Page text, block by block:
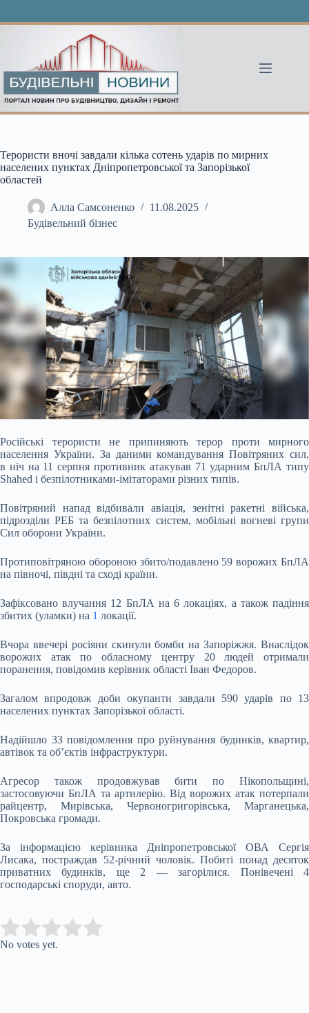
Терористи вночі завдали кілька сотень ударів по мирних
населених пунктах Дніпропетровської та Запорізької
областей
Алла Самсоненко
11.08.2025
Будівельний бізнес
Російські терористи не припиняють терор проти мирного
населення України. За даними командування Повітряних сил,
в ніч на 11 серпня противник атакував 71 ударним БпЛА типу
Shahed і безпілотниками-імітаторами різних типів.
Повітряний напад відбивали авіація, зенітні ракетні війська,
підрозділи РЕБ та безпілотних систем, мобільні вогневі групи
Сил оборони України.
Протиповітряною обороною збито/подавлено 59 ворожих БпЛА
на півночі, півдні та сході країни.
Зафіксовано влучання 12 БпЛА на 6 локаціях, а також падіння
збитих (уламки) на 1 локації.
Вчора ввечері росіяни скинули бомби на Запоріжжя. Внаслідок
ворожих атак по обласному центру 20 людей отримали
поранення, повідомив керівник області Іван Федоров.
Загалом впродовж доби окупанти завдали 590 ударів по 13
населених пунктах Запорізької області.
Надійшло 33 повідомлення про руйнування будинків, квартир,
автівок та об’єктів інфраструктури.
Агресор також продовжував бити по Нікопольщині,
застосовуючи БпЛА та артилерію. Від ворожих атак потерпали
райцентр, Мирівська, Червоногригорівська, Марганецька,
Покровська громади.
За інформацією керівника Дніпропетровської ОВА Сергія
Лисака, постраждав 52-річний чоловік. Побиті понад десяток
приватних будинків, ще 2 — загорілися. Понівечені 4
господарські споруди, авто.
Rate this item:
No votes yet.